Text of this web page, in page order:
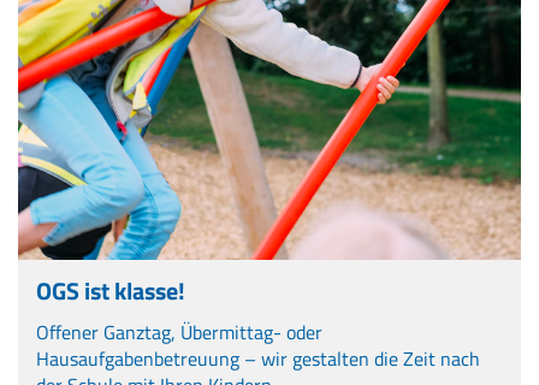
OGS ist klasse!
Offener Ganztag, Übermittag- oder
Hausaufgabenbetreuung – wir gestalten die Zeit nach